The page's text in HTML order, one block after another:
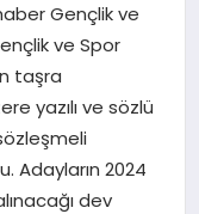
Gençlik ve
ve Spor
taşra
yazılı ve sözlü
Adayların 2024
dev